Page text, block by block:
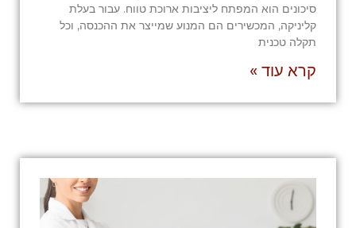
סיכונים הוא המפתח ליציבות ארוכת טווח. עבור בעלת
קליניקה, המכשירים הם המנוע שמייצר את ההכנסה, וכל
תקלה טכנית
קרא עוד »